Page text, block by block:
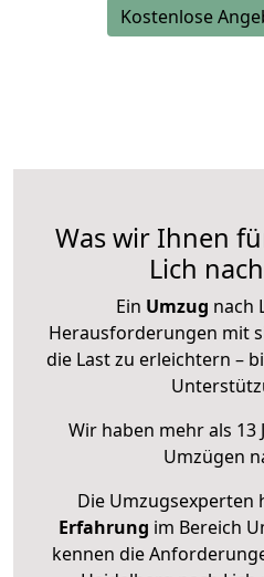
Kostenlose
Was wir Ihnen
Lich
Ein Umzug nach
Herausforderungen mit
die Last zu erleichtern –
Wir haben mehr als
Umzügen
Die Umzugsexperten
Erfahrung im Bereich
kennen die